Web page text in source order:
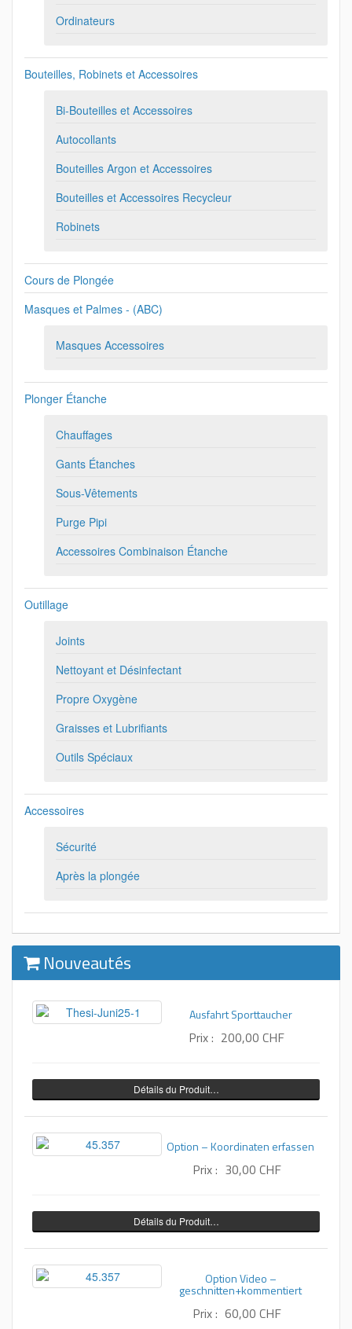
Ordinateurs
Bouteilles, Robinets et Accessoires
Bi-Bouteilles et Accessoires
Autocollants
Bouteilles Argon et Accessoires
Bouteilles et Accessoires Recycleur
Robinets
Cours de Plongée
Masques et Palmes - (ABC)
Masques Accessoires
Plonger Étanche
Chauffages
Gants Étanches
Sous-Vêtements
Purge Pipi
Accessoires Combinaison Étanche
Outillage
Joints
Nettoyant et Désinfectant
Propre Oxygène
Graisses et Lubrifiants
Outils Spéciaux
Accessoires
Sécurité
Après la plongée
Nouveautés
Ausfahrt Sporttaucher
Prix : 200,00 CHF
Détails du Produit…
Option – Koordinaten erfassen
Prix : 30,00 CHF
Détails du Produit…
Option Video –
geschnitten+kommentiert
Prix : 60,00 CHF